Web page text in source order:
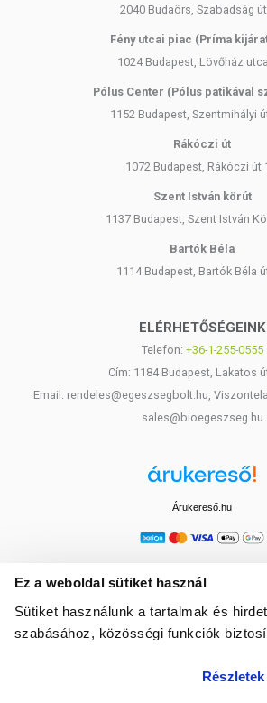
Ez a weboldal sütiket használ
Sütiket használunk a tartalmak és
szabásához, közösségi funkciók
média-, hirdető- és elemező
2040 Budaörs, Szabadság
Fény utcai piac (Príma
1024 Budapest, Lövőház
Pólus Center (Pólus patikával
1152 Budapest, Szentmihályi
Rákóczi út
1072 Budapest, Rákóczi út
Szent István körút
1137 Budapest, Szent István
Bartók Béla
1114 Budapest, Bartók Béla
ELÉRHETŐSÉGEINK
Telefon: +36-1-255-0555
Cím: 1184 Budapest, Lakatos
Email: rendeles@egeszsegbolt.hu,
sales@bioegeszseg.hu
Árukereső.hu